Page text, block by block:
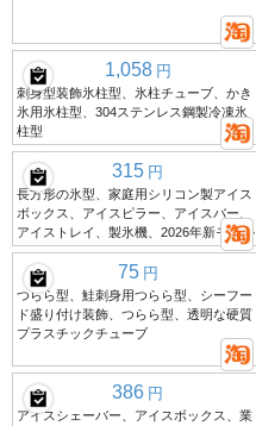
1,058 円
刺身型装飾氷柱型、氷柱チューブ、かき
氷用氷柱型、304ステンレス鋼製冷凍氷
柱型
315 円
長方形の氷型、家庭用シリコン製アイス
ボックス、アイスピラー、アイスバー、
アイストレイ、製氷機、2026年新モデル
75 円
つらら型、鮭刺身用つらら型、シーフー
ド盛り付け装飾、つらら型、透明な硬質
プラスチックチューブ
386 円
アイスシェーバー、アイスボックス、業